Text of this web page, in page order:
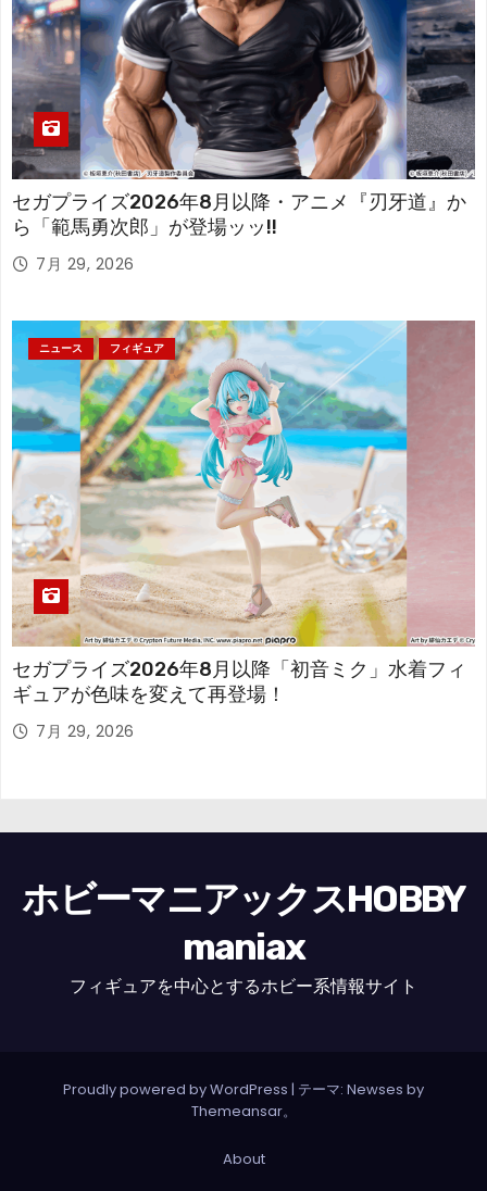
セガプライズ2026年8月以降・アニメ『刃牙道』か
ら「範馬勇次郎」が登場ッッ!!
7月 29, 2026
ニュース フィギュア
セガプライズ2026年8月以降「初音ミク」水着フィ
ギュアが色味を変えて再登場！
7月 29, 2026
ホビーマニアックスHOBBY
maniax
フィギュアを中心とするホビー系情報サイト
Proudly powered by WordPress | テーマ: Newses by
Themeansar。
About